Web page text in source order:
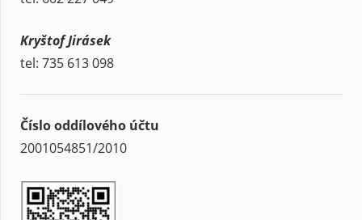
Kryštof Jirásek
tel: 735 613 098
Číslo oddílového účtu
2001054851/2010